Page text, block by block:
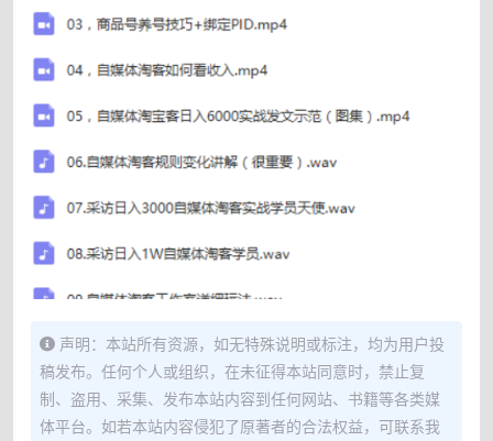
声明：本站所有资源，如无特殊说明或标注，均为用户投
稿发布。任何个人或组织，在未征得本站同意时，禁止复
制、盗用、采集、发布本站内容到任何网站、书籍等各类媒
体平台。如若本站内容侵犯了原著者的合法权益，可联系我